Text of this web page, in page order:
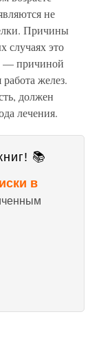
не
Причины
случаях это
— причиной
желез.
должен
лечения.
📚
в